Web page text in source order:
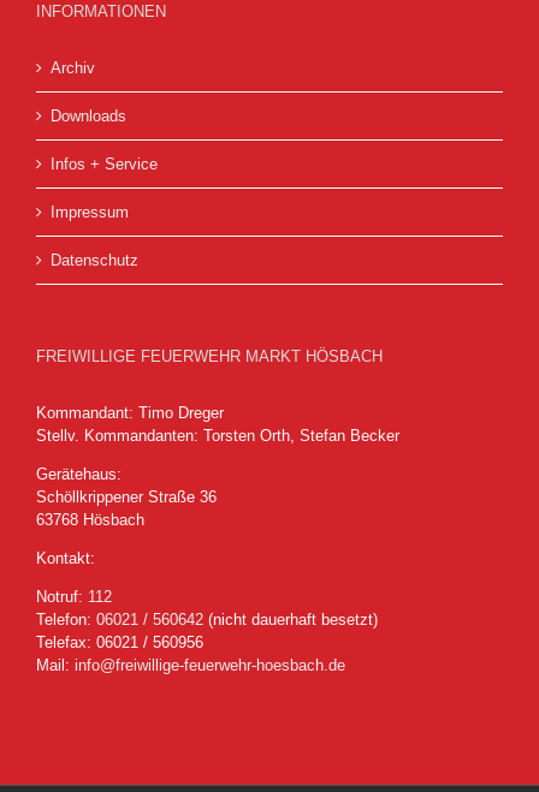
INFORMATIONEN
Archiv
Downloads
Infos + Service
Impressum
Datenschutz
FREIWILLIGE FEUERWEHR MARKT HÖSBACH
Kommandant: Timo Dreger
Stellv. Kommandanten: Torsten Orth, Stefan Becker
Gerätehaus:
Schöllkrippener Straße 36
63768 Hösbach
Kontakt:
Notruf: 112
Telefon: 06021 / 560642 (nicht dauerhaft besetzt)
Telefax: 06021 / 560956
Mail: info@freiwillige-feuerwehr-hoesbach.de